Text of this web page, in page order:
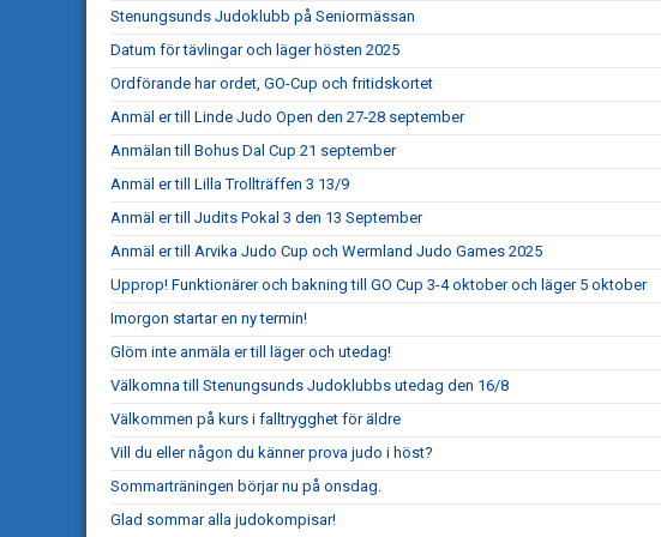
Stenungsunds Judoklubb på Seniormässan
Datum för tävlingar och läger hösten 2025
Ordförande har ordet, GO-Cup och fritidskortet
Anmäl er till Linde Judo Open den 27-28 september
Anmälan till Bohus Dal Cup 21 september
Anmäl er till Lilla Trollträffen 3 13/9
Anmäl er till Judits Pokal 3 den 13 September
Anmäl er till Arvika Judo Cup och Wermland Judo Games 2025
Upprop! Funktionärer och bakning till GO Cup 3-4 oktober och läger 5 oktober
Imorgon startar en ny termin!
Glöm inte anmäla er till läger och utedag!
Välkomna till Stenungsunds Judoklubbs utedag den 16/8
Välkommen på kurs i falltrygghet för äldre
Vill du eller någon du känner prova judo i höst?
Sommarträningen börjar nu på onsdag.
Glad sommar alla judokompisar!